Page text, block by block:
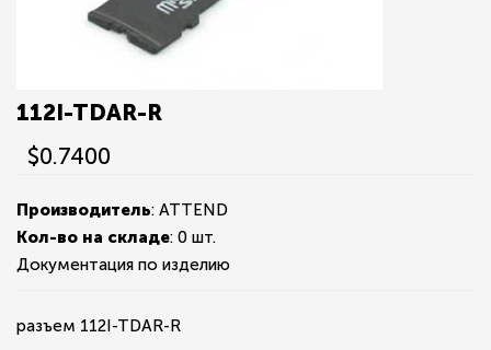
112I-TDAR-R
$0.7400
Производитель: ATTEND
Кол-во на складе: 0 шт.
Документация по изделию
разъем 112I-TDAR-R